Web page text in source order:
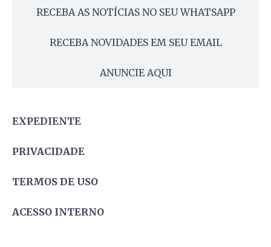
RECEBA AS NOTÍCIAS NO SEU WHATSAPP
RECEBA NOVIDADES EM SEU EMAIL
ANUNCIE AQUI
EXPEDIENTE
PRIVACIDADE
TERMOS DE USO
ACESSO INTERNO